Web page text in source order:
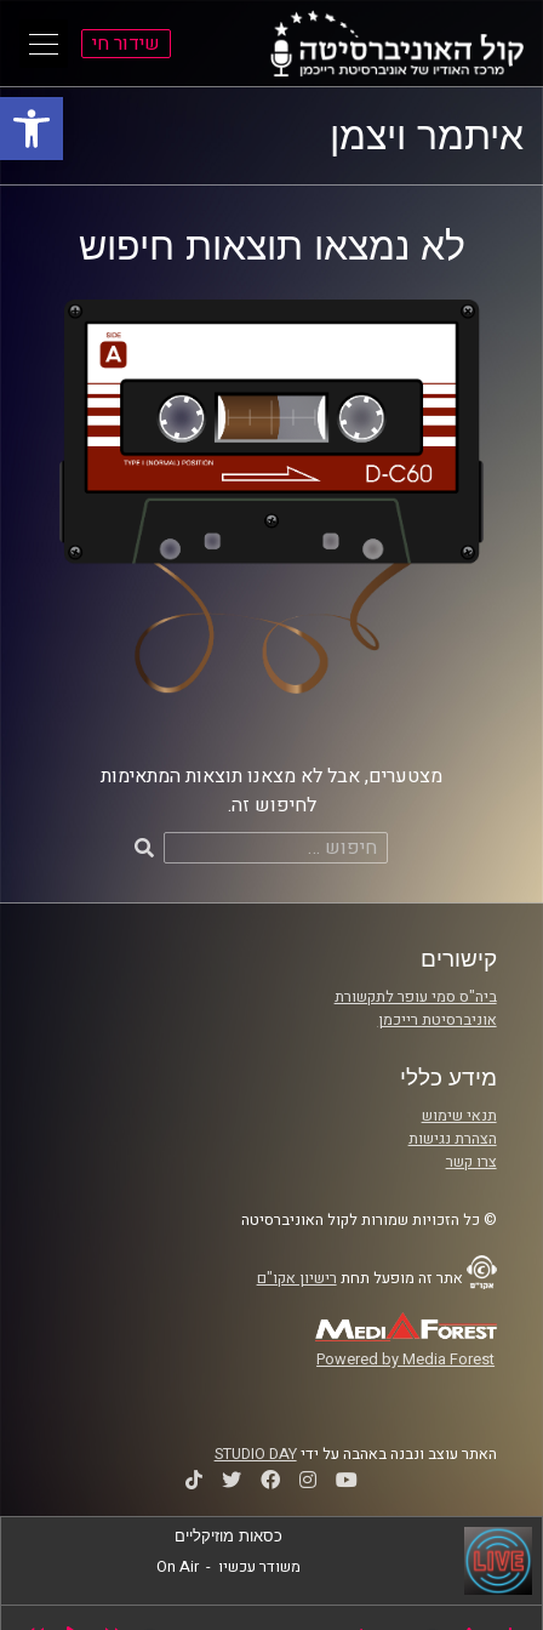
פתח
התפריט
הראשי
התוכן
הראשי
שידור חי
איתמר ויצמן
לא נמצאו תוצאות חיפוש
מצטערים, אבל לא מצאנו תוצאות המתאימות
לחיפוש זה.
חיפוש:
קישורים
ביה"ס סמי עופר לתקשורת
אוניברסיטת רייכמן
מידע כללי
תנאי שימוש
הצהרת נגישות
צרו קשר
© כל הזכויות שמורות לקול האוניברסיטה
אתר זה מופעל תחת רישיון אקו"ם
Powered by Media Forest
האתר עוצב ונבנה באהבה על ידיSTUDIO DAY
כסאות מוזיקליים
משודר עכשיו -
On Air